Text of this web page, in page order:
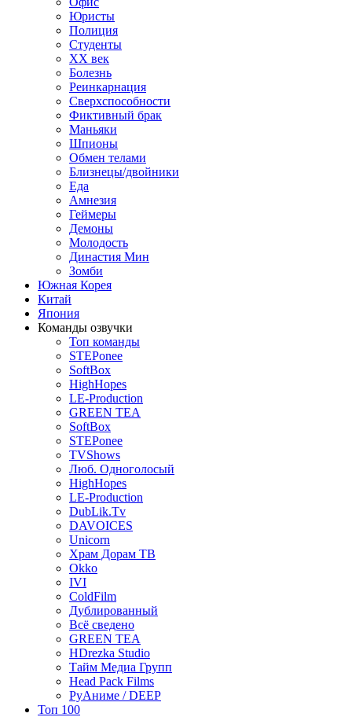
Юристы
Полиция
Студенты
ХХ век
Болезнь
Реинкарнация
Сверхспособности
Фиктивный брак
Маньяки
Шпионы
Обмен телами
Близнецы/двойники
Еда
Амнезия
Геймеры
Демоны
Молодость
Династия Мин
Зомби
Южная Корея
Китай
Япония
Команды озвучки
Топ команды
STEPonee
SoftBox
HighHopes
LE-Production
GREEN TEA
SoftBox
STEPonee
TVShows
Люб. Одноголосый
HighHopes
LE-Production
DubLik.Tv
DAVOICES
Unicorn
Храм Дорам ТВ
Okko
IVI
ColdFilm
Дублированный
Всё сведено
GREEN TEA
HDrezka Studio
Тайм Медиа Групп
Head Pack Films
РуАниме / DEEP
Топ 100